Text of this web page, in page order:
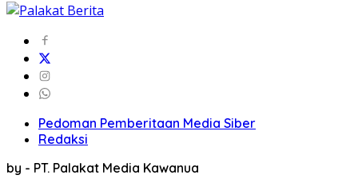
Pedoman Pemberitaan Media Siber
Redaksi
by - PT. Palakat Media Kawanua